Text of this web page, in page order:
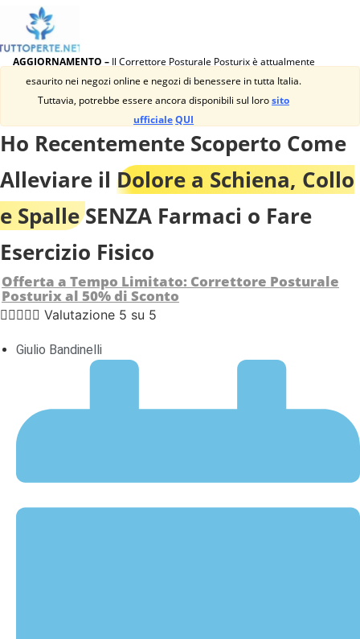
AGGIORNAMENTO – Il Correttore Posturale Posturix è attualmente
esaurito nei negozi online e negozi di benessere in tutta Italia.
Tuttavia, potrebbe essere ancora disponibili sul lorosito
ufficialeQUI
Ho Recentemente Scoperto Come
Alleviare il Dolore a Schiena, Collo
e SpalleSENZA Farmaci o Fare
Esercizio Fisico
Offerta a Tempo Limitato: Correttore Posturale
Posturix al 50% di Sconto
 Valutazione 5 su 5
Giulio Bandinelli